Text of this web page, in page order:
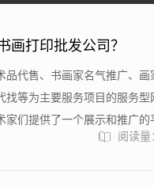
画打印批发公司？
品代售、书画家名气推广、
等为主要服务项目的服务
们提供了一个展示和推广的
阅读量